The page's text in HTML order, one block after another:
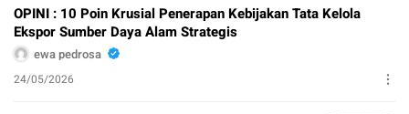
OPINI : 10 Poin Krusial Penerapan Kebijakan Tata Kelola
Ekspor Sumber Daya Alam Strategis
ewa pedrosa
24/05/2026